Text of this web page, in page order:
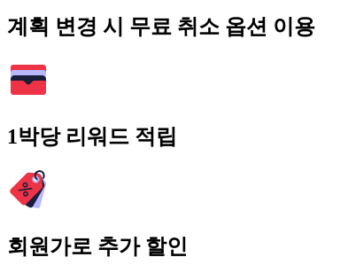
계획 변경 시 무료 취소 옵션 이용
1박당 리워드 적립
회원가로 추가 할인